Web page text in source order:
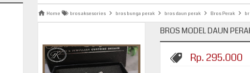
Home bros aksesories bros bunga perak bros daun perak Bros Perak
BROS MODEL DAUN
Rp. 295.000